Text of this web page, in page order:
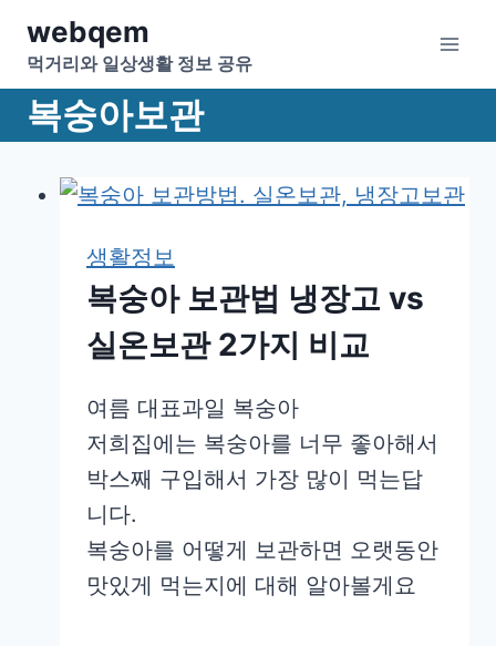
content
webqem
먹거리와 일상생활 정보 공유
복숭아보관
생활정보
복숭아 보관법 냉장고 vs
실온보관 2가지 비교
여름 대표과일 복숭아
저희집에는 복숭아를 너무 좋아해서
박스째 구입해서 가장 많이 먹는답
니다.
복숭아를 어떻게 보관하면 오랫동안
맛있게 먹는지에 대해 알아볼게요